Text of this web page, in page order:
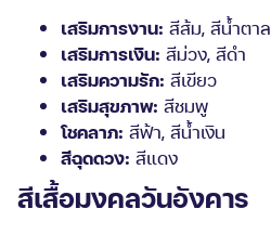
เสริมการงาน: สีส้ม, สีน้ำตาล
เสริมการเงิน: สีม่วง, สีดำ
เสริมความรัก: สีเขียว
เสริมสุขภาพ: สีชมพู
โชคลาภ: สีฟ้า, สีน้ำเงิน
สีฉุดดวง: สีแดง
สีเสื้อมงคลวันอังคาร